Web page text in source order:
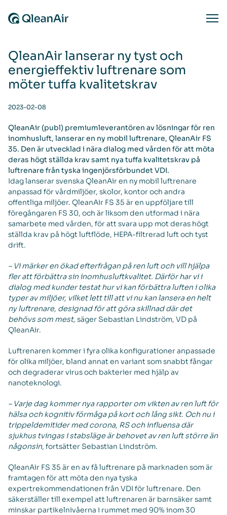
QleanAir lanserar ny tyst och
energieffektiv luftrenare som
möter tuffa kvalitetskrav
2023-02-08
QleanAir (publ) premiumleverantören av lösningar för ren
inomhusluft, lanserar en ny mobil luftrenare, QleanAir FS
35. Den är utvecklad i nära dialog med vården för att möta
deras högt ställda krav samt nya tuffa kvalitetskrav på
luftrenare från tyska ingenjörsförbundet VDI.
Idag lanserar svenska QleanAir en ny mobil luftrenare
anpassad för vårdmiljöer, skolor, kontor och andra
offentliga miljöer. QleanAir FS 35 är en uppföljare till
föregångaren FS 30, och är liksom den utformad i nära
samarbete med vården, för att svara upp mot deras högt
ställda krav på högt luftflöde, HEPA-filtrerad luft och tyst
drift.
– Vi märker en ökad efterfrågan på ren luft och vill hjälpa
fler att förbättra sin inomhusluftkvalitet. Därför har vi i
dialog med kunder testat hur vi kan förbättra luften i olika
typer av miljöer, vilket lett till att vi nu kan lansera en helt
ny luftrenare, designad för att göra skillnad där det
behövs som mest, säger Sebastian Lindström, VD på
QleanAir.
Luftrenaren kommer i fyra olika konfigurationer anpassade
för olika miljöer, bland annat en variant som snabbt fångar
och degraderar virus och bakterier med hjälp av
nanoteknologi.
– Varje dag kommer nya rapporter om vikten av ren luft för
hälsa och kognitiv förmåga på kort och lång sikt. Och nu i
trippeldemitider med corona, RS och influensa där
sjukhus tvingas i stabsläge är behovet av ren luft större än
någonsin, fortsätter Sebastian Lindström.
QleanAir FS 35 är en av få luftrenare på marknaden som är
framtagen för att möta den nya tyska
expertrekommendationen från VDI för luftrenare. Den
säkerställer till exempel att luftrenaren är barnsäker samt
minskar partikelnivåerna i rummet med 90% inom 30